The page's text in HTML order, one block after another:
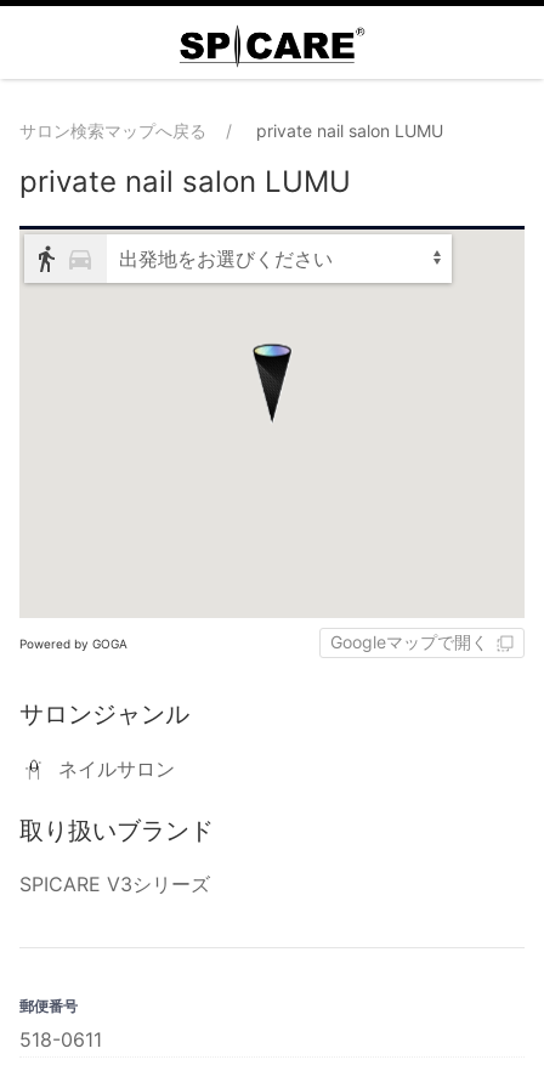
サロン検索マップへ戻る private nail salon LUMU
private nail salon LUMU
出発地をお選びください
Powered by GOGA Googleマップで開く
サロンジャンル
ネイルサロン
取り扱いブランド
SPICARE V3シリーズ
郵便番号
518-0611